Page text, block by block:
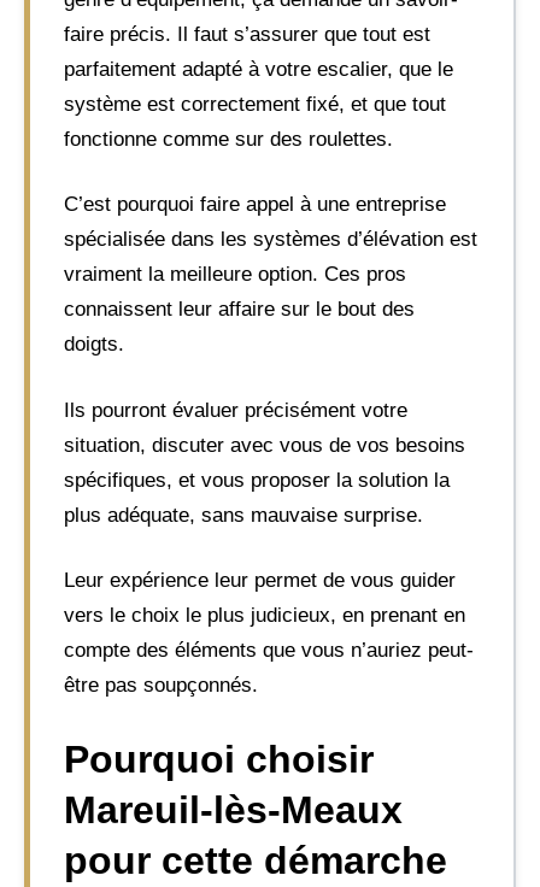
faire précis. Il faut s’assurer que tout est
parfaitement adapté à votre escalier, que le
système est correctement fixé, et que tout
fonctionne comme sur des roulettes.
C’est pourquoi faire appel à une entreprise
spécialisée dans les systèmes d’élévation est
vraiment la meilleure option. Ces pros
connaissent leur affaire sur le bout des
doigts.
Ils pourront évaluer précisément votre
situation, discuter avec vous de vos besoins
spécifiques, et vous proposer la solution la
plus adéquate, sans mauvaise surprise.
Leur expérience leur permet de vous guider
vers le choix le plus judicieux, en prenant en
compte des éléments que vous n’auriez peut-
être pas soupçonnés.
Pourquoi choisir
Mareuil-lès-Meaux
pour cette démarche